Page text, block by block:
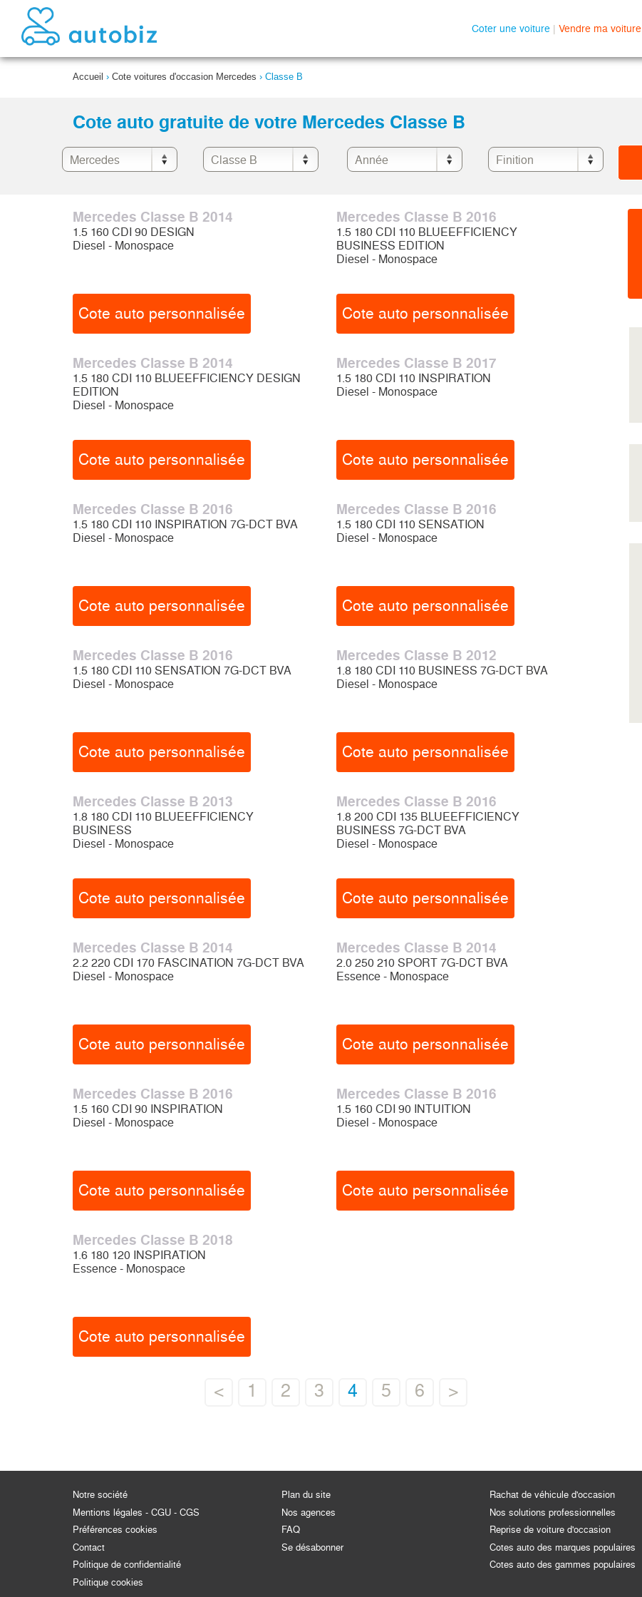
Coter une voiture | Vendre ma voiture
Accueil › Cote voitures d'occasion Mercedes › Classe B
Cote auto gratuite de votre Mercedes Classe B
Mercedes Classe B 2014
1.5 160 CDI 90 DESIGN
Diesel - Monospace
Cote auto personnalisée
Mercedes Classe B 2016
1.5 180 CDI 110 BLUEEFFICIENCY
BUSINESS EDITION
Diesel - Monospace
Cote auto personnalisée
Mercedes Classe B 2014
1.5 180 CDI 110 BLUEEFFICIENCY DESIGN
EDITION
Diesel - Monospace
Cote auto personnalisée
Mercedes Classe B 2017
1.5 180 CDI 110 INSPIRATION
Diesel - Monospace
Cote auto personnalisée
Mercedes Classe B 2016
1.5 180 CDI 110 INSPIRATION 7G-DCT BVA
Diesel - Monospace
Cote auto personnalisée
Mercedes Classe B 2016
1.5 180 CDI 110 SENSATION
Diesel - Monospace
Cote auto personnalisée
Mercedes Classe B 2016
1.5 180 CDI 110 SENSATION 7G-DCT BVA
Diesel - Monospace
Cote auto personnalisée
Mercedes Classe B 2012
1.8 180 CDI 110 BUSINESS 7G-DCT BVA
Diesel - Monospace
Cote auto personnalisée
Mercedes Classe B 2013
1.8 180 CDI 110 BLUEEFFICIENCY
BUSINESS
Diesel - Monospace
Cote auto personnalisée
Mercedes Classe B 2016
1.8 200 CDI 135 BLUEEFFICIENCY
BUSINESS 7G-DCT BVA
Diesel - Monospace
Cote auto personnalisée
Mercedes Classe B 2014
2.2 220 CDI 170 FASCINATION 7G-DCT BVA
Diesel - Monospace
Cote auto personnalisée
Mercedes Classe B 2014
2.0 250 210 SPORT 7G-DCT BVA
Essence - Monospace
Cote auto personnalisée
Mercedes Classe B 2016
1.5 160 CDI 90 INSPIRATION
Diesel - Monospace
Cote auto personnalisée
Mercedes Classe B 2016
1.5 160 CDI 90 INTUITION
Diesel - Monospace
Cote auto personnalisée
Mercedes Classe B 2018
1.6 180 120 INSPIRATION
Essence - Monospace
Cote auto personnalisée
< 1 2 3 4 5 6 >
Notre société
Mentions légales - CGU - CGS
Préférences cookies
Contact
Politique de confidentialité
Politique cookies
Plan du site
Nos agences
FAQ
Se désabonner
Rachat de véhicule d'occasion
Nos solutions professionnelles
Reprise de voiture d'occasion
Cotes auto des marques populaires
Cotes auto des gammes populaires